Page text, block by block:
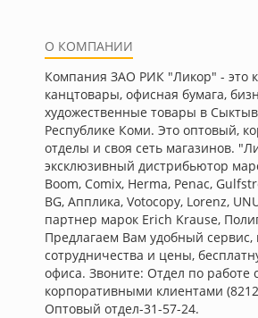
О КОМПАНИИ
Компания ЗАО РИК "Ликор" - это
канцтовары, офисная бумага,
художественные товары в
Республике Коми. Это оптовый,
отделы и своя сеть магазинов.
эксклюзивный дистрибьютор
Boom, Comix, Herma, Penac,
BG, Апплика, Votocopy, Lorenz,
партнер марок Erich Krause,
Предлагаем Вам удобный сервис,
сотрудничества и цены,
офиса. Звоните: Отдел по работе с
корпоративными клиентами
Оптовый отдел-31-57-24.